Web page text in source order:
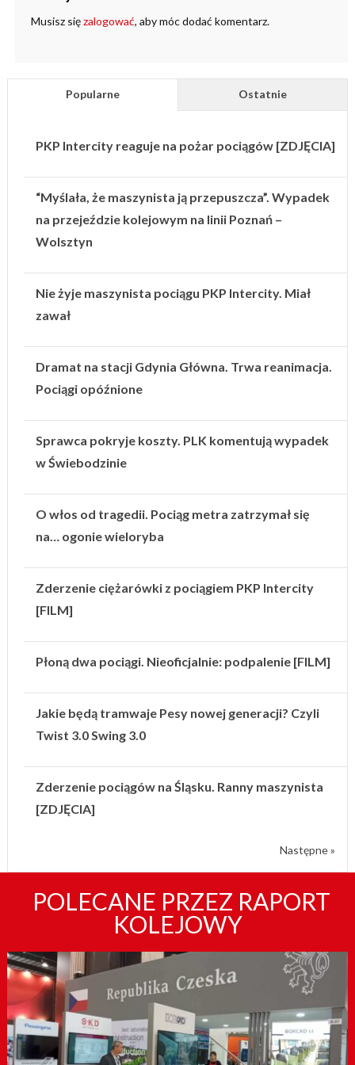
Musisz sięzalogować, aby móc dodać komentarz.
Popularne Ostatnie
PKP Intercity reaguje na pożar pociągów [ZDJĘCIA]
“Myślała, że maszynista ją przepuszcza”. Wypadek
na przejeździe kolejowym na linii Poznań –
Wolsztyn
Nie żyje maszynista pociągu PKP Intercity. Miał
zawał
Dramat na stacji Gdynia Główna. Trwa reanimacja.
Pociągi opóźnione
Sprawca pokryje koszty. PLK komentują wypadek
w Świebodzinie
O włos od tragedii. Pociąg metra zatrzymał się
na… ogonie wieloryba
Zderzenie ciężarówki z pociągiem PKP Intercity
[FILM]
Płoną dwa pociągi. Nieoficjalnie: podpalenie [FILM]
Jakie będą tramwaje Pesy nowej generacji? Czyli
Twist 3.0 Swing 3.0
Zderzenie pociągów na Śląsku. Ranny maszynista
[ZDJĘCIA]
Następne »
POLECANE PRZEZ RAPORT
KOLEJOWY